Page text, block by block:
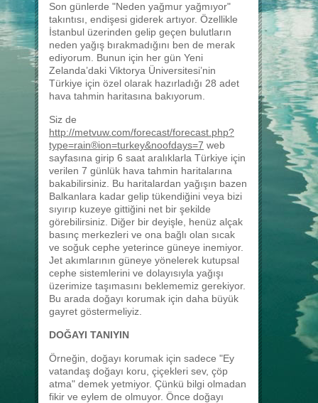
Son günlerde "Neden yağmur yağmıyor"
takıntısı, endişesi giderek artıyor. Özellikle
İstanbul üzerinden gelip geçen bulutların
neden yağış bırakmadığını ben de merak
ediyorum. Bunun için her gün Yeni
Zelanda’daki Viktorya Üniversitesi’nin
Türkiye için özel olarak hazırladığı 28 adet
hava tahmin haritasına bakıyorum.
Siz de
http://metvuw.com/forecast/forecast.php?
type=rain®ion=turkey&noofdays=7 web
sayfasına girip 6 saat aralıklarla Türkiye için
verilen 7 günlük hava tahmin haritalarına
bakabilirsiniz. Bu haritalardan yağışın bazen
Balkanlara kadar gelip tükendiğini veya bizi
sıyırıp kuzeye gittiğini net bir şekilde
görebilirsiniz. Diğer bir deyişle, henüz alçak
basınç merkezleri ve ona bağlı olan sıcak
ve soğuk cephe yeterince güneye inemiyor.
Jet akımlarının güneye yönelerek kutupsal
cephe sistemlerini ve dolayısıyla yağışı
üzerimize taşımasını beklememiz gerekiyor.
Bu arada doğayı korumak için daha büyük
gayret göstermeliyiz.
DOĞAYI TANIYIN
Örneğin, doğayı korumak için sadece "Ey
vatandaş doğayı koru, çiçekleri sev, çöp
atma" demek yetmiyor. Çünkü bilgi olmadan
fikir ve eylem de olmuyor. Önce doğayı